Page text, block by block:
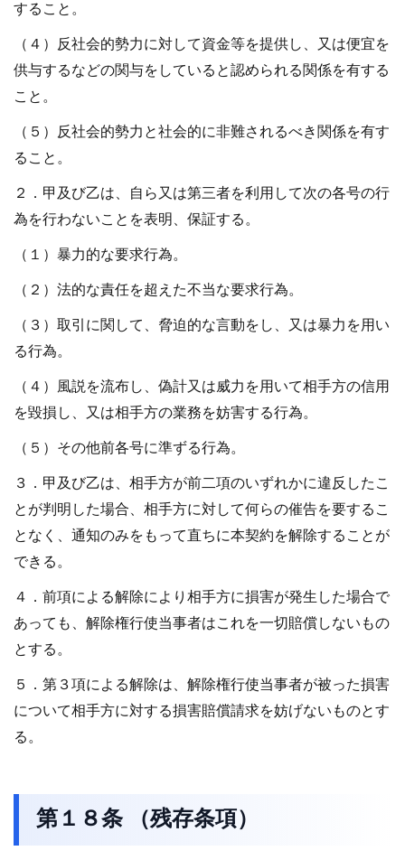
すること。
（４）反社会的勢力に対して資金等を提供し、又は便宜を
供与するなどの関与をしていると認められる関係を有する
こと。
（５）反社会的勢力と社会的に非難されるべき関係を有す
ること。
２．甲及び乙は、自ら又は第三者を利用して次の各号の行
為を行わないことを表明、保証する。
（１）暴力的な要求行為。
（２）法的な責任を超えた不当な要求行為。
（３）取引に関して、脅迫的な言動をし、又は暴力を用い
る行為。
（４）風説を流布し、偽計又は威力を用いて相手方の信用
を毀損し、又は相手方の業務を妨害する行為。
（５）その他前各号に準ずる行為。
３．甲及び乙は、相手方が前二項のいずれかに違反したこ
とが判明した場合、相手方に対して何らの催告を要するこ
となく、通知のみをもって直ちに本契約を解除することが
できる。
４．前項による解除により相手方に損害が発生した場合で
あっても、解除権行使当事者はこれを一切賠償しないもの
とする。
５．第３項による解除は、解除権行使当事者が被った損害
について相手方に対する損害賠償請求を妨げないものとす
る。
第１８条 （残存条項）